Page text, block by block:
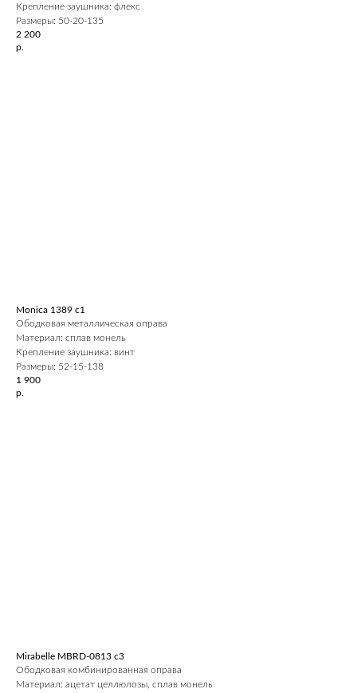
Крепление заушника: флекс
Размеры: 50-20-135
2 200
р.
Monica 1389 c1
Ободковая металлическая оправа
Материал: сплав монель
Крепление заушника: винт
Размеры: 52-15-138
1 900
р.
Mirabelle MBRD-0813 c3
Ободковая комбинированная оправа
Материал: ацетат целлюлозы, сплав монель